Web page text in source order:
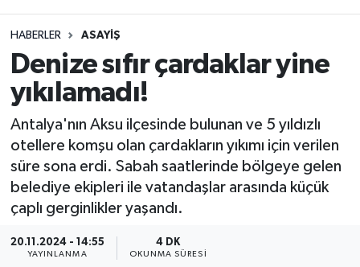
HABERLER ASAYİŞ
Denize sıfır çardaklar yine
yıkılamadı!
Antalya'nın Aksu ilçesinde bulunan ve 5 yıldızlı
otellere komşu olan çardakların yıkımı için verilen
süre sona erdi. Sabah saatlerinde bölgeye gelen
belediye ekipleri ile vatandaşlar arasında küçük
çaplı gerginlikler yaşandı.
20.11.2024 - 14:55
YAYINLANMA
4 DK
OKUNMA SÜRESI
Son Dakika Haberleri
Haber Arşivi